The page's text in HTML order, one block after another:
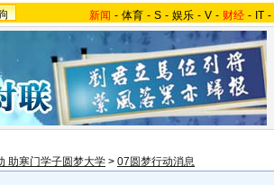
新闻 - 体育 - S - 娱乐 - V - 财经 - IT -
助寒门学子圆梦大学 > 07圆梦行动消息